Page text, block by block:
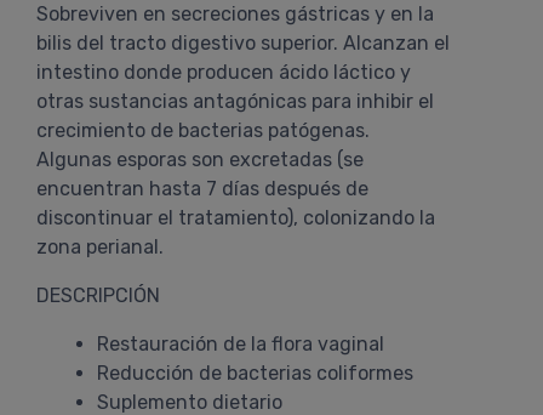
Sobreviven en secreciones gástricas y en la
bilis del tracto digestivo superior. Alcanzan el
intestino donde producen ácido láctico y
otras sustancias antagónicas para inhibir el
crecimiento de bacterias patógenas.
Algunas esporas son excretadas (se
encuentran hasta 7 días después de
discontinuar el tratamiento), colonizando la
zona perianal.
DESCRIPCIÓN
Restauración de la flora vaginal
Reducción de bacterias coliformes
Suplemento dietario